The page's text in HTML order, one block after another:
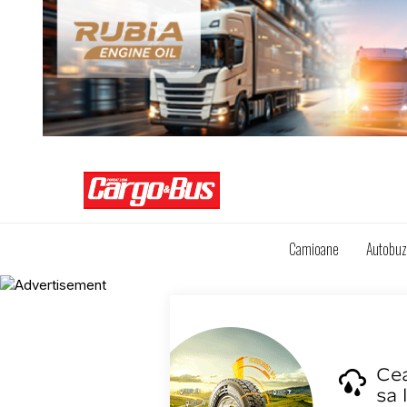
Camioane